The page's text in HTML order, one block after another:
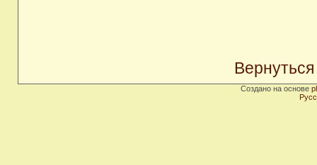
Создано на основе